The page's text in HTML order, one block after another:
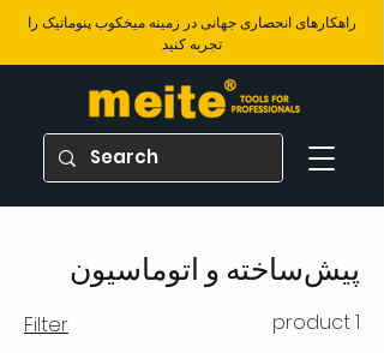
​راهکارهای انحصاری جهانی در زمینه میخکوب پنوماتیک را
تجربه کنید
پیش‌ساخته و اتوماسیون
1 product
Filter